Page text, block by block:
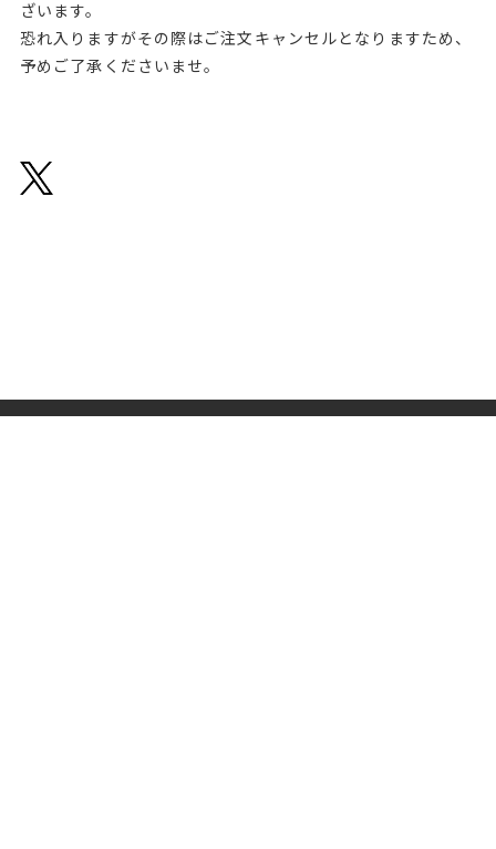
ざいます。
恐れ入りますがその際はご注文キャンセルとなりますため、
予めご了承くださいませ。